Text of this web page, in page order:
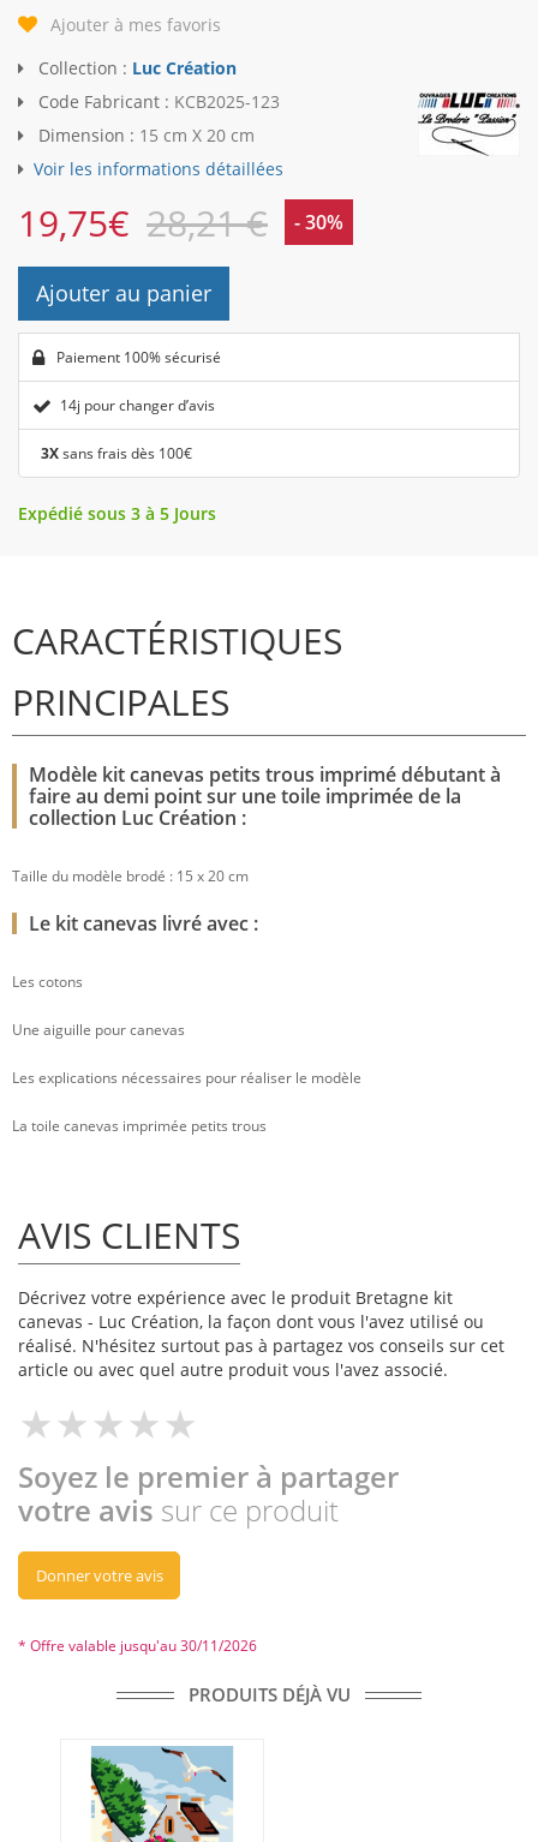
Ajouter à mes favoris
Collection : Luc Création
Code Fabricant : KCB2025-123
Dimension : 15 cm X 20 cm
Voir les informations détaillées
19,75€ 28,21 € - 30%
Ajouter au panier
Paiement 100% sécurisé
14j pour changer d’avis
3Xsans frais dès 100€
Expédié sous 3 à 5 Jours
CARACTÉRISTIQUES
PRINCIPALES
Modèle kit canevas petits trous imprimé débutant à
faire au demi point sur une toile imprimée de la
collection Luc Création :
Taille du modèle brodé : 15 x 20 cm
Le kit canevas livré avec :
Les cotons
Une aiguille pour canevas
Les explications nécessaires pour réaliser le modèle
La toile canevas imprimée petits trous
AVIS CLIENTS
Décrivez votre expérience avec le produit Bretagne kit
canevas - Luc Création, la façon dont vous l'avez utilisé ou
réalisé. N'hésitez surtout pas à partagez vos conseils sur cet
article ou avec quel autre produit vous l'avez associé.
Soyez le premier à partager
votre avis sur ce produit
Donner votre avis
* Offre valable jusqu'au 30/11/2026
PRODUITS DÉJÀ VU